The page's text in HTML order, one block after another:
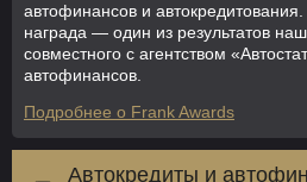
автофинансов и
награда — один из результатов
совместного с агентством
автофинансов.
Подробнее о Frank Awards
Автокредиты и